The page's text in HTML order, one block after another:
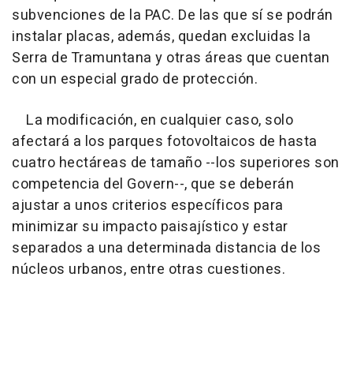
subvenciones de la PAC. De las que sí se podrán
instalar placas, además, quedan excluidas la
Serra de Tramuntana y otras áreas que cuentan
con un especial grado de protección.
La modificación, en cualquier caso, solo
afectará a los parques fotovoltaicos de hasta
cuatro hectáreas de tamaño --los superiores son
competencia del Govern--, que se deberán
ajustar a unos criterios específicos para
minimizar su impacto paisajístico y estar
separados a una determinada distancia de los
núcleos urbanos, entre otras cuestiones.